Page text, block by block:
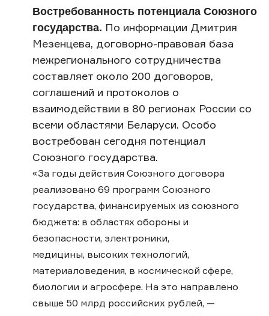
Востребованность потенциала Союзного
государства. По информации Дмитрия
Мезенцева, договорно-правовая база
межрегионального сотрудничества
составляет около 200 договоров,
соглашений и протоколов о
взаимодействии в 80 регионах России со
всеми областями Беларуси. Особо
востребован сегодня потенциал
Союзного государства.
«За годы действия Союзного договора
реализовано 69 программ Союзного
государства, финансируемых из союзного
бюджета: в областях обороны и
безопасности, электроники,
медицины, высоких технологий,
материаловедения, в космической сфере,
биологии и агросфере. На это направлено
свыше 50 млрд российских рублей, —